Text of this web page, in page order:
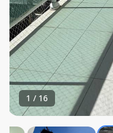
1 / 16